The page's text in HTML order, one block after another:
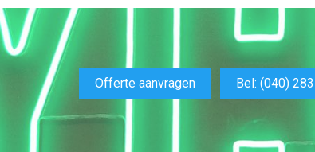
Offerte aanvragen Bel: (040)